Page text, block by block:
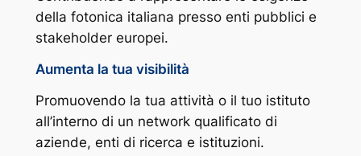
Aumenta la tua visibilità
Promuovendo la tua attività o il tuo istituto
all’interno di un network qualificato di
aziende, enti di ricerca e istituzioni.
della fotonica italiana presso enti pubblici e
stakeholder europei.